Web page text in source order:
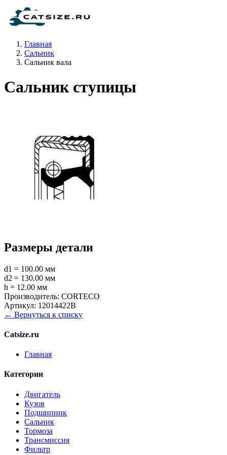
Главная
Сальник
Сальник вала
Сальник ступицы
Размеры детали
d1 = 100.00 мм
d2 = 130.00 мм
h = 12.00 мм
Производитель: CORTECO
Артикул: 12014422B
← Вернуться к списку
Catsize.ru
Главная
Категории
Двигатель
Кузов
Подшипник
Сальник
Тормоза
Трансмиссия
Фильтр